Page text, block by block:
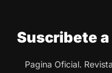
Suscribete
Pagina Oficial.